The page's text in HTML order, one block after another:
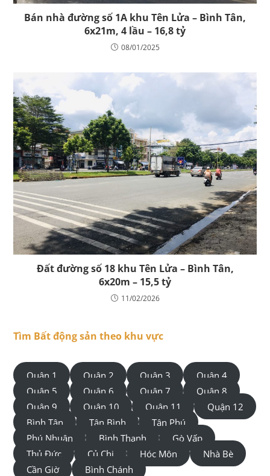
Bán nhà đường số 1A khu Tên Lửa – Bình Tân,
6x21m, 4 lầu – 16,8 tỷ
08/01/2025
Đất đường số 18 khu Tên Lửa – Bình Tân,
6x20m – 15,5 tỷ
11/02/2026
Tìm Bất động sản theo khu vực
Quận 1 Quận 2 Quận 3
Quận 4
Quận 5
Quận 6 Quận 7
Quận 8
Quận 9
Quận 10 Quận 11
Quận 12
Bình Tân
Tân Bình
Tân Phú
Phú Nhuận
Bình Thạnh
Gò Vấp
Thủ Đức
Củ Chi Hóc Môn
Nhà Bè
Cần Giờ
Bình Chánh